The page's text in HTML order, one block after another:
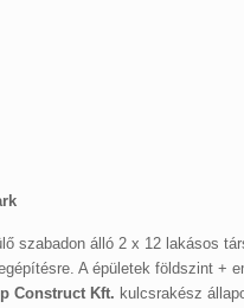
szabadon álló 2 x 12 lakásos
A épületek földszint +
Construct Kft. kulcsrakész